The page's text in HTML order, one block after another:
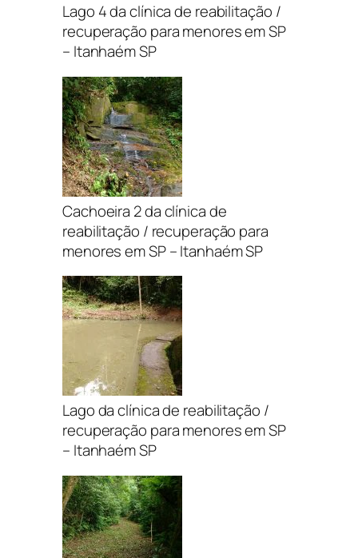
Lago 4 da clínica de reabilitação /
recuperação para menores em SP
– Itanhaém SP
Cachoeira 2 da clínica de
reabilitação / recuperação para
menores em SP – Itanhaém SP
Lago da clínica de reabilitação /
recuperação para menores em SP
– Itanhaém SP